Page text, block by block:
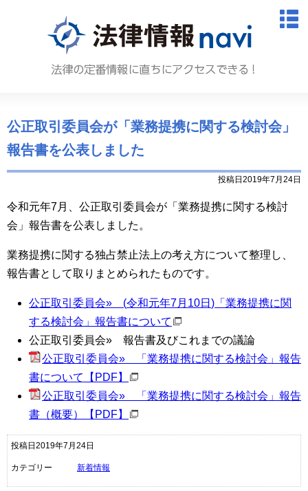
法律情
公正取引委員会が「業務提携に関する検討会」
報告書を公表しました
投稿日2019年7月24日
令和元年7月、公正取引委員会が「業務提携に関する検討
会」報告書を公表しました。
業務提携に関する独占禁止法上の考え方について整理し、
報告書として取りまとめられたものです。
公正取引委員会» (令和元年7月 10日 ) 「業務提携に関
する検討会」報告書について
公正取引委員会» 報告書及びこれまでの議論
公正取引委員会» 「業務提携に関する検討会」報告
書について【 PDF】
公正取引委員会» 「業務提携に関する検討会」報告
書（概要）【 PDF】
投稿日2019年7月24日
カテゴリー 新着情報